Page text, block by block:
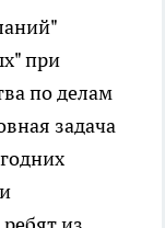
при
по делам
задача